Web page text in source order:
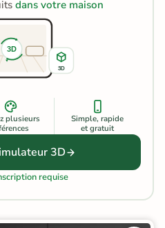
dans votre maison
3D
3D
plusieurs
Simple, rapide
et gratuit
3D
requise